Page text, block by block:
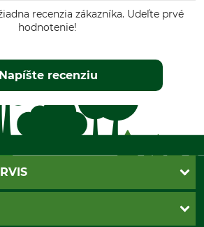
recenzia zákazníka. Udeľte prvé
hodnotenie!
Napíšte recenziu